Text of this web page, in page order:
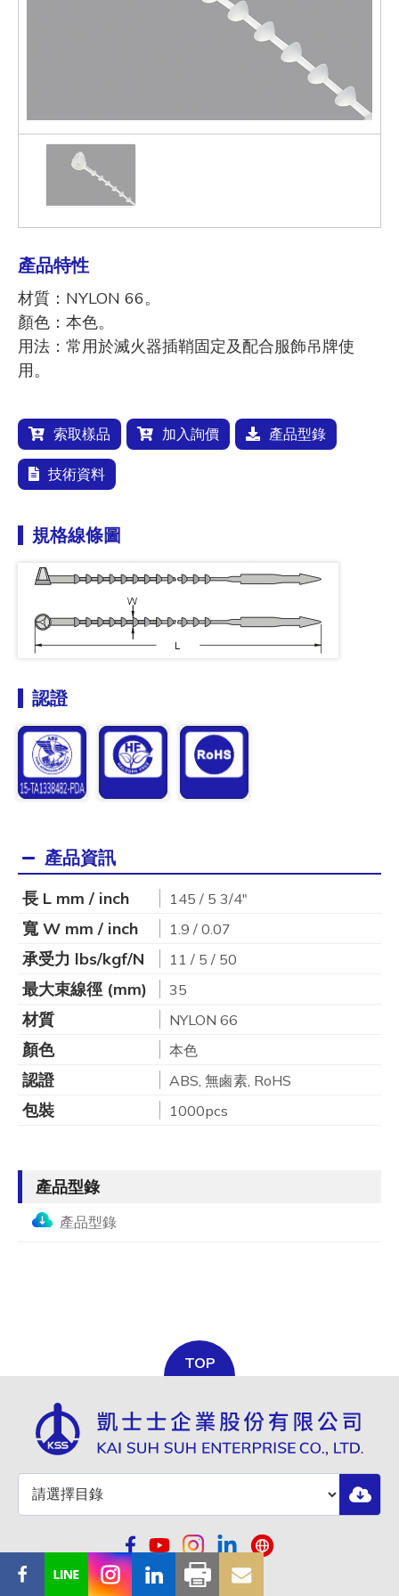
產品特性
材質：NYLON 66。
顏色：本色。
用法：常用於滅火器插鞘固定及配合服飾吊牌使
用。
索取樣品 加入詢價 產品型錄
技術資料
規格線條圖
認證
產品資訊
長 L mm / inch 145 / 5 3/4"
寬 W mm / inch 1.9 / 0.07
承受力 lbs/kgf/N 11 / 5 / 50
最大束線徑 (mm) 35
材質 NYLON 66
顏色 本色
認證 ABS, 無鹵素, RoHS
包裝 1000pcs
產品型錄
產品型錄
TOP